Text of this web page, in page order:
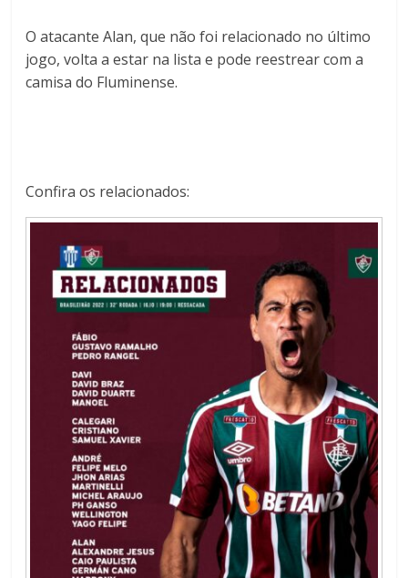
O atacante Alan, que não foi relacionado no último
jogo, volta a estar na lista e pode reestrear com a
camisa do Fluminense.
Confira os relacionados: